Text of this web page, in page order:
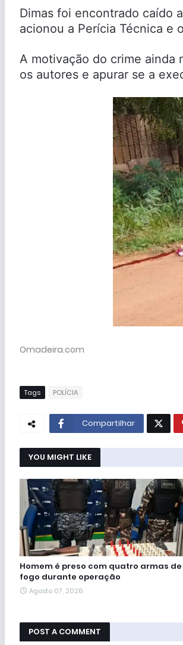
Dimas foi encontrado caído
acionou a Perícia Técnica e
A motivação do crime ainda
os autores e apurar se a
Omadeira.com
Tags POLÍCIA
Compartilhar
YOU MIGHT LIKE
Homem é preso com quatro armas de
fogo durante operação
Agosto 07, 2026
POST A COMMENT